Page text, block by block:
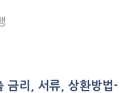
금리, 서류, 상환방법-